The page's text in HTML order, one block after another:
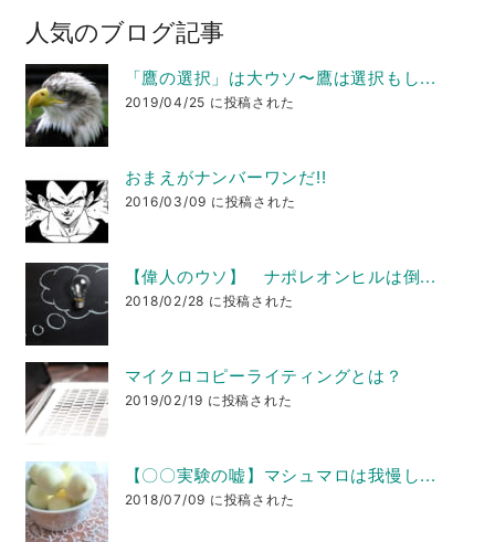
人気のブログ記事
「鷹の選択」は大ウソ〜鷹は選択もし...
2019/04/25 に投稿された
おまえがナンバーワンだ!!
2016/03/09 に投稿された
【偉人のウソ】 ナポレオンヒルは倒...
2018/02/28 に投稿された
マイクロコピーライティングとは？
2019/02/19 に投稿された
【〇〇実験の嘘】マシュマロは我慢し...
2018/07/09 に投稿された